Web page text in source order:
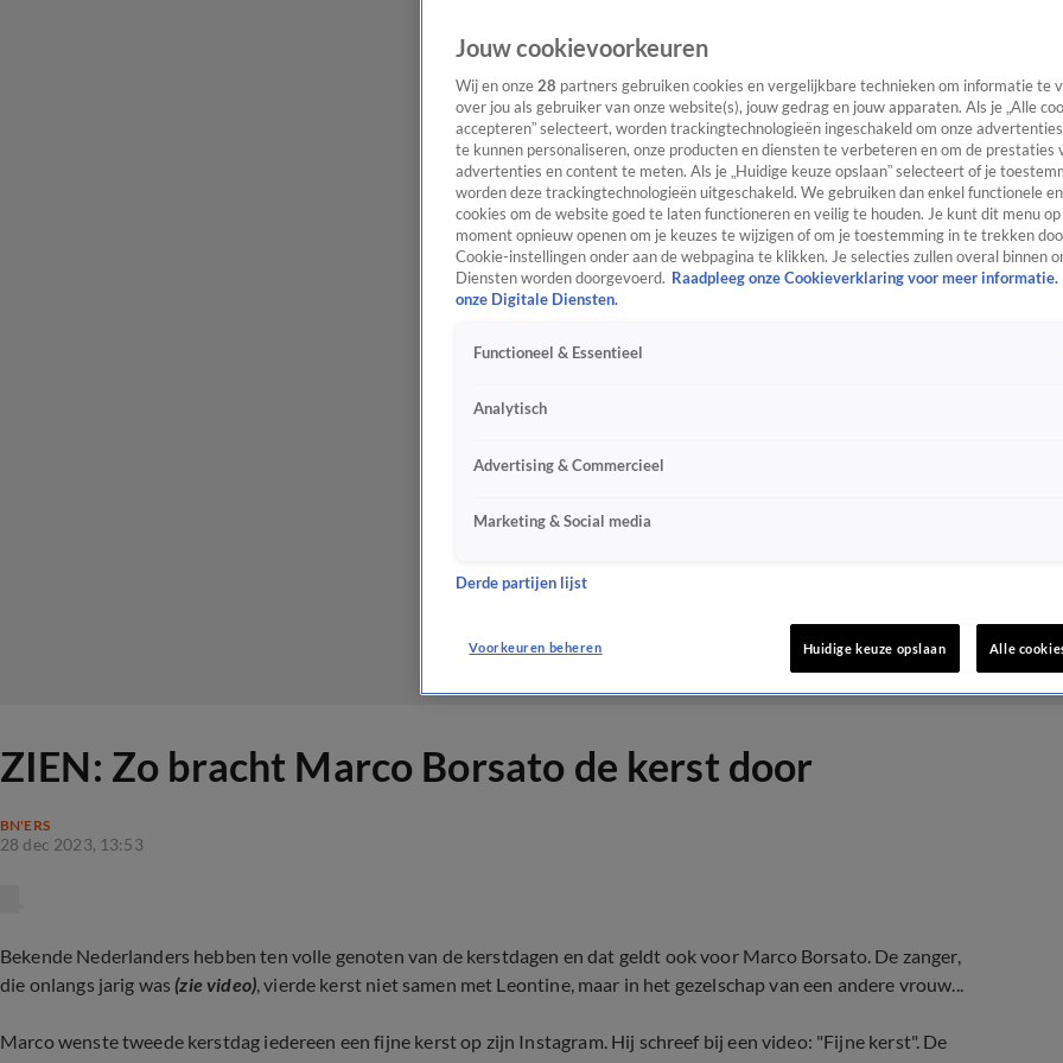
ZIEN: Zo bracht Marco Borsato de kerst door
BN'ERS
28 dec 2023, 13:53
Bekende Nederlanders hebben ten volle genoten van de kerstdagen en dat geldt ook voor Marco Borsato. De zanger,
die onlangs jarig was(zie video), vierde kerst niet samen met Leontine, maar in het gezelschap van een andere vrouw...
Marco wenste tweede kerstdag iedereen een fijne kerst op zijn Instagram. Hij schreef bij een video: "Fijne kerst". De
Jouw cookievoorkeuren
Wij en onze 28 partners gebruiken cookies en vergelijkbare technieken om informatie te
over jou als gebruiker van onze website(s), jouw gedrag en jouw apparaten. Als je „Alle
accepteren” selecteert, worden trackingtechnologieën ingeschakeld om onze
te kunnen personaliseren, onze producten en diensten te verbeteren en om de prestaties
advertenties en content te meten. Als je „Huidige keuze opslaan” selecteert of je
worden deze trackingtechnologieën uitgeschakeld. We gebruiken dan enkel functionele
cookies om de website goed te laten functioneren en veilig te houden. Je kunt dit menu
moment opnieuw openen om je keuzes te wijzigen of om je toestemming in te trekken
Cookie-instellingen onder aan de webpagina te klikken. Je selecties zullen overal binnen
Diensten worden doorgevoerd. Raadpleeg onze Cookieverklaring voor meer informatie.
onze Digitale Diensten.
Functioneel & Essentieel
Analytisch
Advertising & Commercieel
Marketing & Social media
Derde partijen lijst
Voorkeuren beheren Huidige keuze opslaan Alle